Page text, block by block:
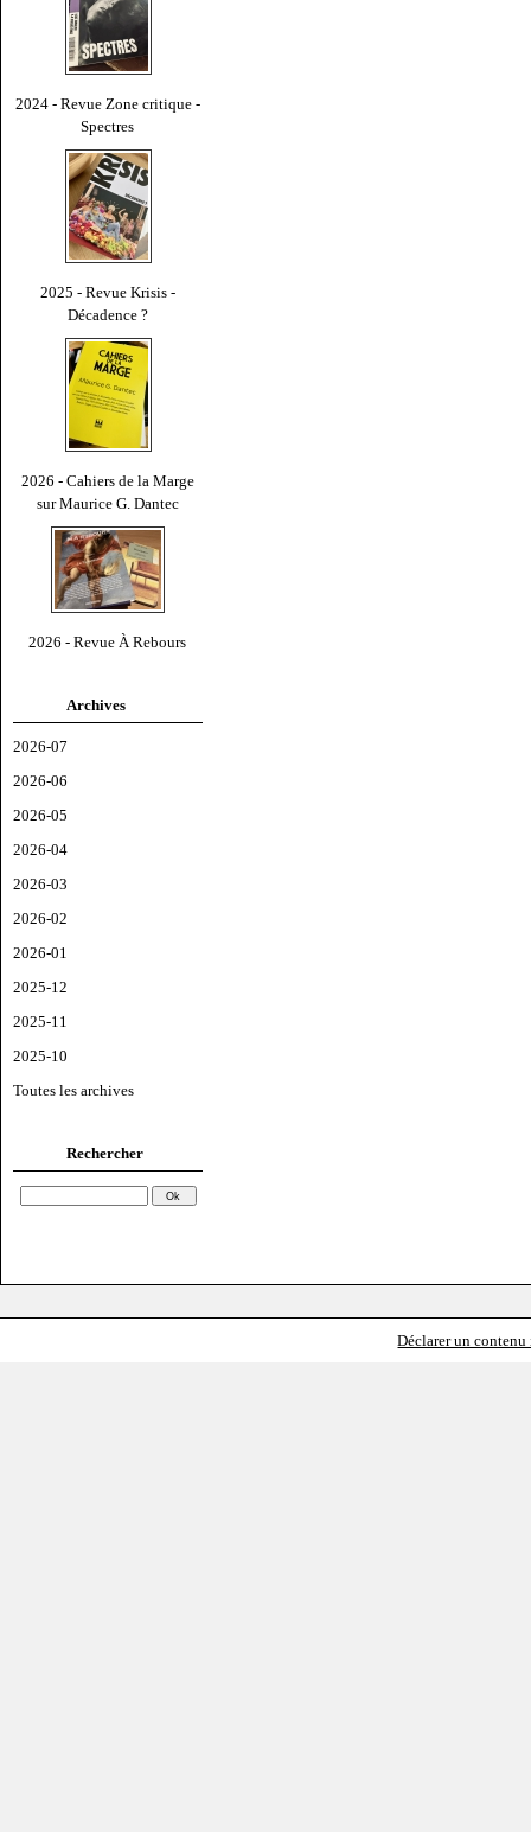
2024 - Revue Zone critique -
Spectres
2025 - Revue Krisis -
Décadence ?
2026 - Cahiers de la Marge
sur Maurice G. Dantec
2026 - Revue À Rebours
Archives
2026-07
2026-06
2026-05
2026-04
2026-03
2026-02
2026-01
2025-12
2025-11
2025-10
Toutes les archives
Rechercher
Déclarer un